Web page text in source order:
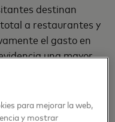
destinan
a restaurantes y
el gasto en
una mayor
destaca la alta
para mejorar la web,
y mostrar